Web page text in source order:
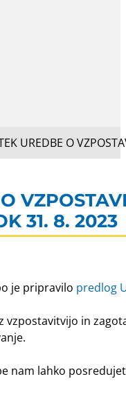
UREDBE O
31. 8. 2023
je pripravilo predlog
vzpostavitvijo in
nam lahko